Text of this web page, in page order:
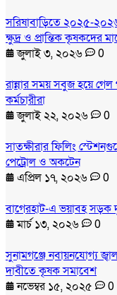
সরিষাবাড়িতে ২০২৫-
ক্ষুদ্র ও প্রান্তিক কৃষকদের
জুলাই ৩, ২০২৬
0
রান্নার সময় সবুজ হয়ে গেল
কর্মচারীরা
জুলাই ২২, ২০২৬
0
সাতক্ষীরার ফিলিং
পেট্রোল ও অকটেন
এপ্রিল ১৭, ২০২৬
0
বাগেরহাট-এ ভয়াবহ সড়ক
মার্চ ১৩, ২০২৬
0
সুনামগঞ্জে নবায়নযোগ্য
দাবীতে কৃষক সমাবেশ
নভেম্বর ১৫, ২০২৫
0